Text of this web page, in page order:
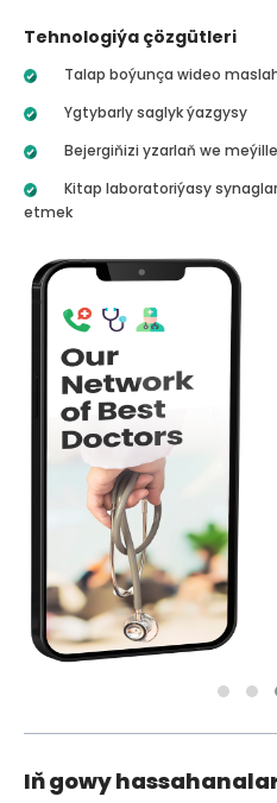
Tehnologiýa çözgütleri
Talap boýunça wideo
Ygtybarly saglyk ýazgysy
Bejergiňizi yzarlaň we
Kitap laboratoriýasy
etmek
Iň gowy